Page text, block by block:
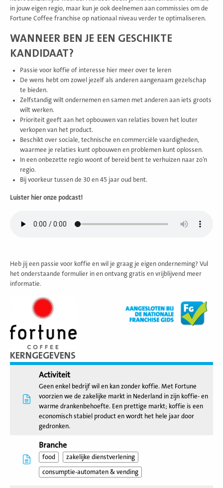
in jouw eigen regio, maar kun je ook deelnemen aan commissies om de
Fortune Coffee franchise op nationaal niveau verder te optimaliseren.
WANNEER BEN JE EEN GESCHIKTE
KANDIDAAT?
Passie voor koffie of interesse hier meer over te leren
De wens hebt om zowel jezelf als anderen aangenaam gezelschap
te bieden.
Zelfstandig wilt ondernemen en samen met anderen aan iets groots
wilt werken.
Prioriteit geeft aan het opbouwen van relaties boven het louter
verkopen van het product.
Beschikt over sociale, technische en commerciële vaardigheden,
waarmee je relaties kunt opbouwen en problemen kunt oplossen.
In een onbezette regio woont of bereid bent te verhuizen naar zo’n
regio.
Bij voorkeur tussen de 30 en 45 jaar oud bent.
Luister hier onze podcast!
Heb jij een passie voor koffie en wil je graag je eigen onderneming? Vul
het onderstaande formulier in en ontvang gratis en vrijblijvend meer
informatie.
KERNGEGEVENS
Activiteit
Geen enkel bedrijf wil en kan zonder koffie. Met Fortune
voorzien we de zakelijke markt in Nederland in zijn koffie- en
warme drankenbehoefte. Een prettige markt; koffie is een
economisch stabiel product en wordt het hele jaar door
gedronken.
Branche
food zakelijke dienstverlening
consumptie-automaten & vending